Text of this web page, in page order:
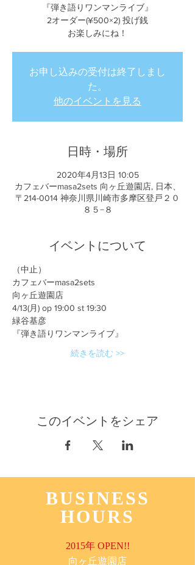
『弾き語りワンマンライブ』
2オーダー(¥500×2) 投げ銭
お楽しみにね！
お申し込みの受付は終了しまし
た。
他のイベントを見る
日時・場所
2020年4月13日 10:05
カフェバーmasa2sets 向ヶ丘遊園店, 日本、
〒214-0014 神奈川県川崎市多摩区登戸２０
８５−８
イベントについて
（中止）
カフェバーmasa2sets
向ヶ丘遊園店
4/13(月) op 19:00 st 19:30
緑谷基彦
『弾き語りワンマンライブ』
続きを読む >>
このイベントをシェア
BUSINESS
HOURS
2015年 OPEN!!
​向ヶ丘遊園店